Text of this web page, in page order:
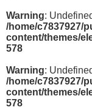
Warning:
/home/c7837927/
content/themes/
578
Warning:
/home/c7837927/
content/themes/
578